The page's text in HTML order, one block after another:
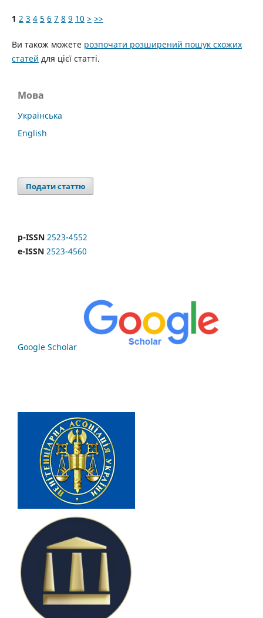
1 2 3 4 5 6 7 8 9 10 > >>
Ви також можете розпочати розширений пошук схожих
статей для цієї статті.
Мова
Українська
English
Подати статтю
p-ISSN 2523-4552
e-ISSN 2523-4560
Google Scholar